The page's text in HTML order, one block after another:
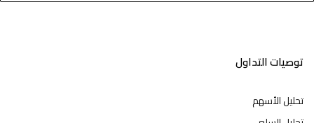
توصيات التداول
تحليل الأسهم